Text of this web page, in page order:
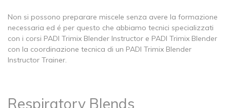
Non si possono preparare miscele senza avere la formazione
necessaria ed é per questo che abbiamo tecnici specializzati
con i corsi PADI Trimix Blender Instructor e PADI Trimix Blender
con la coordinazione tecnica di un PADI Trimix Blender
Instructor Trainer.
Respiratory Blends